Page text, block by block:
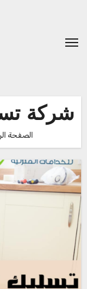
المحتوى
شركة
الصفحة